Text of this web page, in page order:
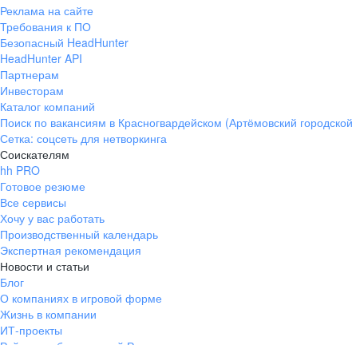
Реклама на сайте
Требования к ПО
Безопасный HeadHunter
HeadHunter API
Партнерам
Инвесторам
Каталог компаний
Поиск по вакансиям в Красногвардейском (Артёмовский
Сетка: соцсеть для нетворкинга
Соискателям
hh PRO
Готовое резюме
Все сервисы
Хочу у вас работать
Производственный календарь
Экспертная рекомендация
Новости и статьи
Блог
О компаниях в игровой форме
Жизнь в компании
ИТ-проекты